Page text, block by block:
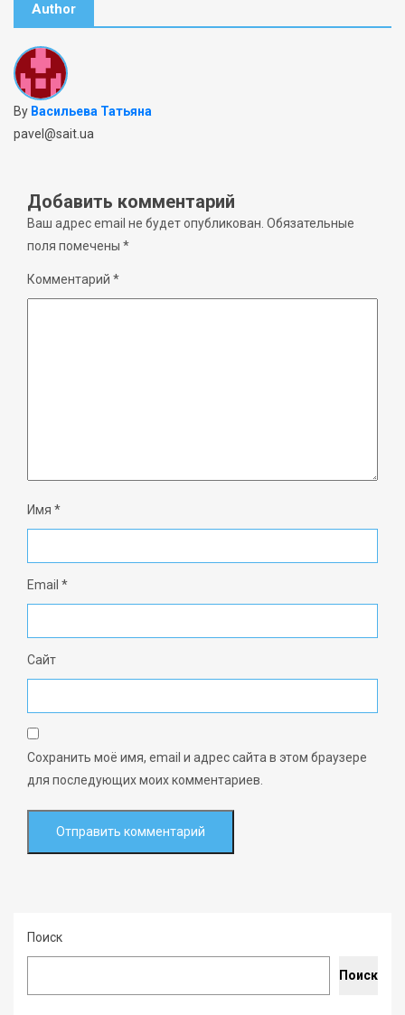
Author
By Васильева Татьяна
pavel@sait.ua
Добавить комментарий
Ваш адрес email не будет опубликован. Обязательные
поля помечены *
Комментарий *
Имя *
Email *
Сайт
Сохранить моё имя, email и адрес сайта в этом браузере
для последующих моих комментариев.
Поиск
Поиск